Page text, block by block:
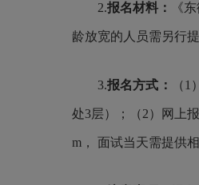
2.报名材料： 《
龄放宽的人员需另行
3.报名方式： （
处3层）；（2）网上
m， 面试当天需提供